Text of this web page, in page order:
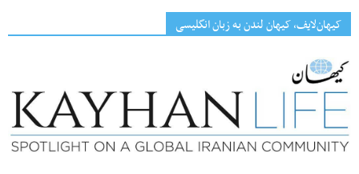
کیهان‌لایف، کیهان لندن به زبان انگلیسی